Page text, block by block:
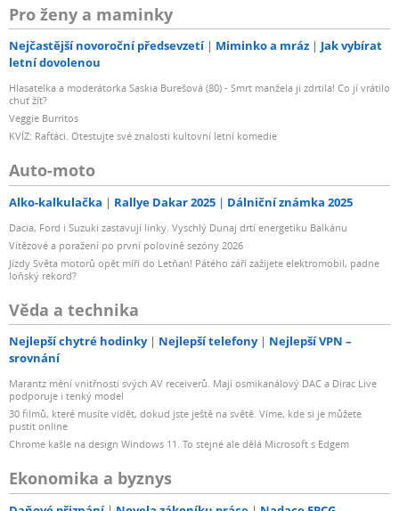
Pro ženy a maminky
Nejčastější novoroční předsevzetí Miminko a mráz
Jak vybírat
letní dovolenou
Hlasatelka a moderátorka Saskia Burešová (80) - Smrt manžela ji zdrtila! Co jí vrátilo
chuť žít?
Veggie Burritos
KVÍZ: Rafťáci. Otestujte své znalosti kultovní letní komedie
Auto-moto
Alko-kalkulačka Rallye Dakar 2025 Dálniční známka 2025
Dacia, Ford i Suzuki zastavují linky. Vyschlý Dunaj drtí energetiku Balkánu
Vítězové a poražení po první polovině sezóny 2026
Jízdy Světa motorů opět míří do Letňan! Pátého září zažijete elektromobil, padne
loňský rekord?
Věda a technika
Nejlepší chytré hodinky Nejlepší telefony
Nejlepší VPN –
srovnání
Marantz mění vnitřnosti svých AV receiverů. Mají osmikanálový DAC a Dirac Live
podporuje i tenký model
30 filmů, které musíte vidět, dokud jste ještě na světě. Víme, kde si je můžete
pustit online
Chrome kašle na design Windows 11. To stejné ale dělá Microsoft s Edgem
Ekonomika a byznys